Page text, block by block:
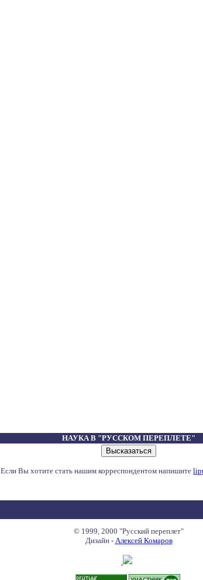
НАУКА В "РУССКОМ ПЕРЕПЛЕТЕ"
Если Вы хотите стать нашим корреспондентом напишите
© 1999, 2000 "Русский переплет"
Дизайн - Алексей Комаров